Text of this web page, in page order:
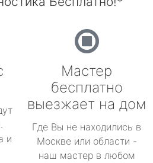
и
Мастер
бесплатно
выезжает на дом
Где Вы не находились в
Москве или области -
наш мастер в любом